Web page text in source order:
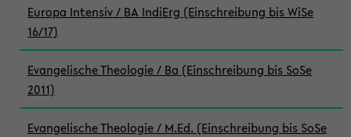
Europa Intensiv / BA IndiErg (Einschreibung bis WiSe
16/17)
Evangelische Theologie / Ba (Einschreibung bis SoSe
2011)
Evangelische Theologie / M.Ed. (Einschreibung bis SoSe